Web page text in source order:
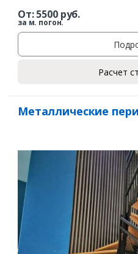
От:5500руб.
за м. погон.
Расчет
Металлические